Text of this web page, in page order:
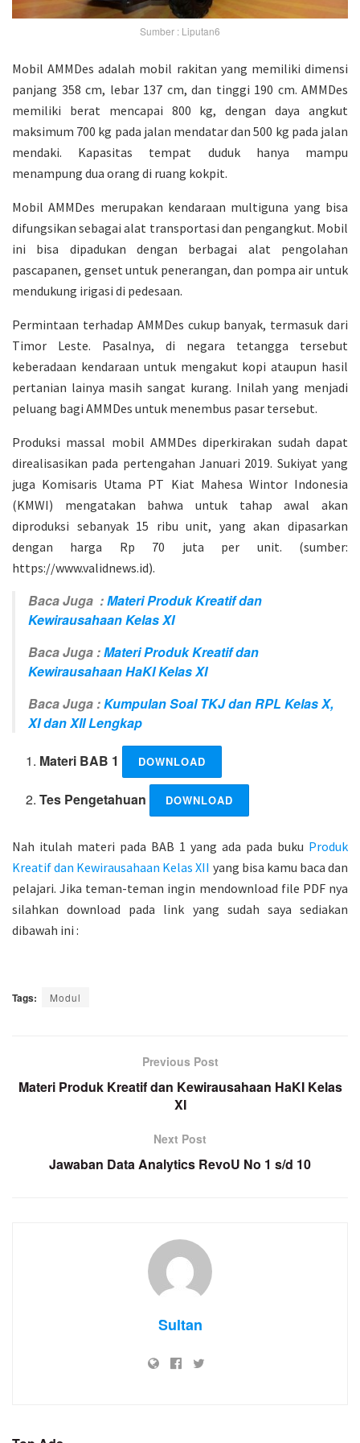
Sumber : Liputan6
Mobil AMMDes adalah mobil rakitan yang memiliki dimensi
panjang 358 cm, lebar 137 cm, dan tinggi 190 cm. AMMDes
memiliki berat mencapai 800 kg, dengan daya angkut
maksimum 700 kg pada jalan mendatar dan 500 kg pada jalan
mendaki. Kapasitas tempat duduk hanya mampu
menampung dua orang di ruang kokpit.
Mobil AMMDes merupakan kendaraan multiguna yang bisa
difungsikan sebagai alat transportasi dan pengangkut. Mobil
ini bisa dipadukan dengan berbagai alat pengolahan
pascapanen, genset untuk penerangan, dan pompa air untuk
mendukung irigasi di pedesaan.
Permintaan terhadap AMMDes cukup banyak, termasuk dari
Timor Leste. Pasalnya, di negara tetangga tersebut
keberadaan kendaraan untuk mengakut kopi ataupun hasil
pertanian lainya masih sangat kurang. Inilah yang menjadi
peluang bagi AMMDes untuk menembus pasar tersebut.
Produksi massal mobil AMMDes diperkirakan sudah dapat
direalisasikan pada pertengahan Januari 2019. Sukiyat yang
juga Komisaris Utama PT Kiat Mahesa Wintor Indonesia
(KMWI) mengatakan bahwa untuk tahap awal akan
diproduksi sebanyak 15 ribu unit, yang akan dipasarkan
dengan harga Rp 70 juta per unit. (sumber:
https://www.validnews.id).
Baca Juga :Materi Produk Kreatif dan
Kewirausahaan Kelas XI
Baca Juga :Materi Produk Kreatif dan
Kewirausahaan HaKI Kelas XI
Baca Juga :Kumpulan Soal TKJ dan RPL Kelas X,
XI dan XII Lengkap
Materi BAB 1 DOWNLOAD
Tes Pengetahuan DOWNLOAD
Nah itulah materi pada BAB 1 yang ada pada buku Produk
Kreatif dan Kewirausahaan Kelas XII yang bisa kamu baca dan
pelajari. Jika teman-teman ingin mendownload file PDF nya
silahkan download pada link yang sudah saya sediakan
dibawah ini :
Tags: Modul
Previous Post
Materi Produk Kreatif dan Kewirausahaan HaKI Kelas
XI
Next Post
Jawaban Data Analytics RevoU No 1 s/d 10
Sultan